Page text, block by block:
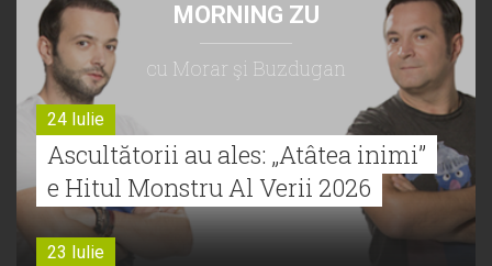
MORNING ZU
cu Morar şi Buzdugan
24 Iulie
Ascultătorii au ales: „Atâtea inimi”
e Hitul Monstru Al Verii 2026
23 Iulie